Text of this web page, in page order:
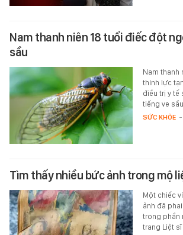
Nam thanh niên 18 tuổi điếc đột
sầu
Nam thanh
thính lực
điều trị y tế
tiếng ve
SỨC KHỎE -
Tìm thấy nhiều bức ảnh trong mộ
Một chiếc
ảnh đã
trong phần
trang Liệt sĩ